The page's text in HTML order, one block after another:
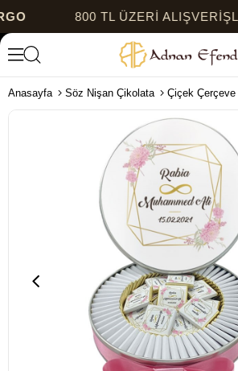
800 TL ÜZERİ ALIŞVERİŞLERDE
Anasayfa Söz Nişan Çikolata Çiçek